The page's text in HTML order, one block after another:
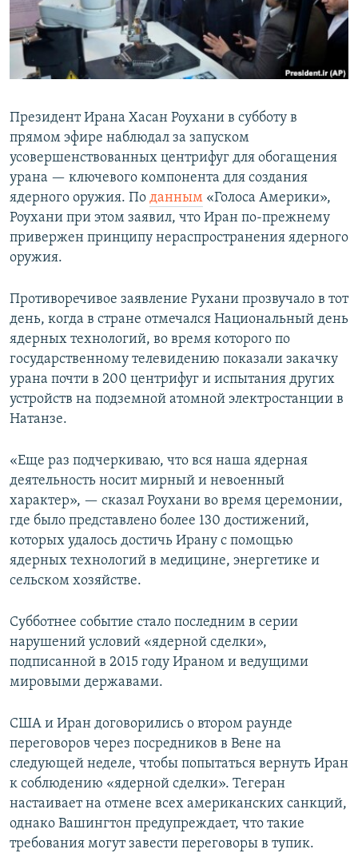
Президент Ирана Хасан Роухани в субботу в
прямом эфире наблюдал за запуском
усовершенствованных центрифуг для обогащения
урана — ключевого компонента для создания
ядерного оружия. По данным «Голоса Америки»,
Роухани при этом заявил, что Иран по-прежнему
привержен принципу нераспространения ядерного
оружия.
Противоречивое заявление Рухани прозвучало в тот
день, когда в стране отмечался Национальный день
ядерных технологий, во время которого по
государственному телевидению показали закачку
урана почти в 200 центрифуг и испытания других
устройств на подземной атомной электростанции в
Натанзе.
«Еще раз подчеркиваю, что вся наша ядерная
деятельность носит мирный и невоенный
характер», — сказал Роухани во время церемонии,
где было представлено более 130 достижений,
которых удалось достичь Ирану с помощью
ядерных технологий в медицине, энергетике и
сельском хозяйстве.
Субботнее событие стало последним в серии
нарушений условий «ядерной сделки»,
подписанной в 2015 году Ираном и ведущими
мировыми державами.
США и Иран договорились о втором раунде
переговоров через посредников в Вене на
следующей неделе, чтобы попытаться вернуть Иран
к соблюдению «ядерной сделки». Тегеран
настаивает на отмене всех американских санкций,
однако Вашингтон предупреждает, что такие
требования могут завести переговоры в тупик.